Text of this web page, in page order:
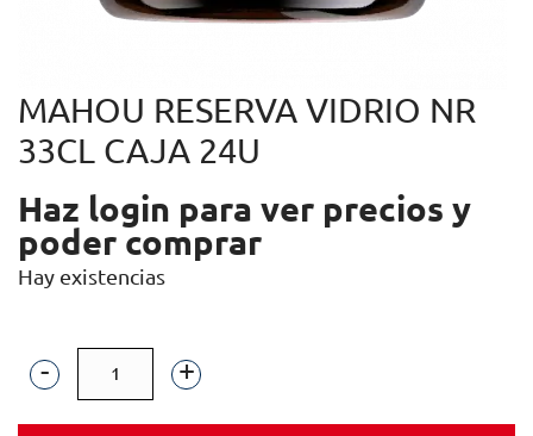
MAHOU RESERVA VIDRIO NR
33CL CAJA 24U
Haz login para ver precios y
poder comprar
Hay existencias
MAHOU
RESERVA